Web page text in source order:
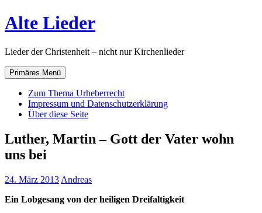
Zum
Inhalt
Alte Lieder
Lieder der Christenheit – nicht nur Kirchenlieder
Primäres Menü
Zum Thema Urheberrecht
Impressum und Datenschutzerklärung
Über diese Seite
Luther, Martin – Gott der Vater wohn
uns bei
24. März 2013 Andreas
Ein Lobgesang von der heiligen Dreifaltigkeit